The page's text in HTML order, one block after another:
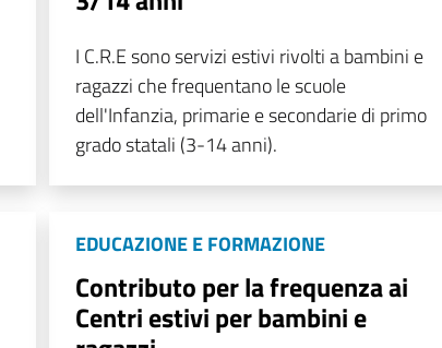
I C.R.E sono servizi estivi rivolti a bambini e
ragazzi che frequentano le scuole
dell'Infanzia, primarie e secondarie di primo
grado statali (3-14 anni).
EDUCAZIONE E FORMAZIONE
Contributo per la frequenza ai
Centri estivi per bambini e